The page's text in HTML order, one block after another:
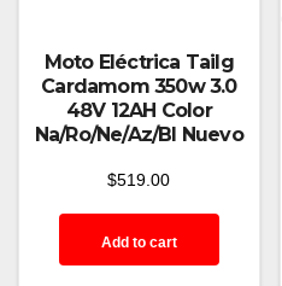
Moto Eléctrica Tailg
Cardamom 350w 3.0
48V 12AH Color
Na/Ro/Ne/Az/Bl Nuevo
$519.00
Add to cart